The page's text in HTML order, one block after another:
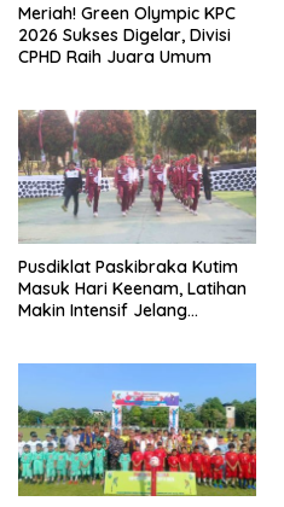
Meriah! Green Olympic KPC
2026 Sukses Digelar, Divisi
CPHD Raih Juara Umum
Pusdiklat Paskibraka Kutim
Masuk Hari Keenam, Latihan
Makin Intensif Jelang